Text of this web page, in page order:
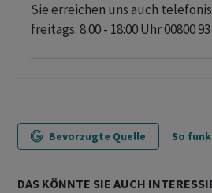
Sie erreichen uns auch
freitags. 8:00 - 18:00 Uhr 00800 93
Bevorzugte Quelle So
DAS KÖNNTE SIE AUCH